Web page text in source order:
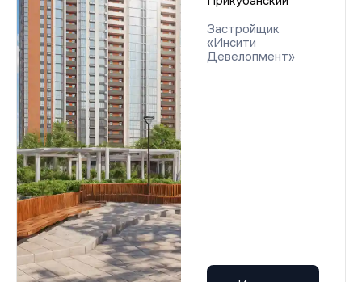
Застройщик
«Инсити
Девелопмент»